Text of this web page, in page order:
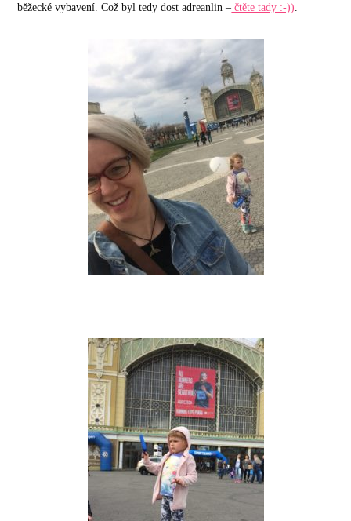
běžecké vybavení. Což byl tedy dost adreanlin – čtěte tady :-))